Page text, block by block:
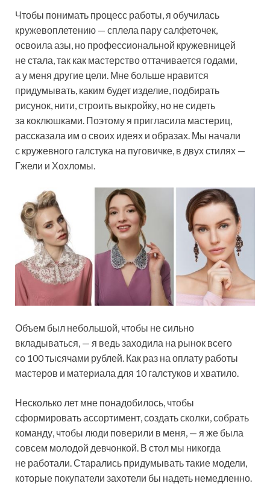
Чтобы понимать процесс работы, я обучилась
кружевоплетению — сплела пару салфеточек,
освоила азы, но профессиональной кружевницей
не стала, так как мастерство оттачивается годами,
а у меня другие цели. Мне больше нравится
придумывать, каким будет изделие, подбирать
рисунок, нити, строить выкройку, но не сидеть
за коклюшками. Поэтому я пригласила мастериц,
рассказала им о своих идеях и образах. Мы начали
с кружевного галстука на пуговичке, в двух стилях —
Гжели и Хохломы.
Объем был небольшой, чтобы не сильно
вкладываться, — я ведь заходила на рынок всего
со 100 тысячами рублей. Как раз на оплату работы
мастеров и материала для 10 галстуков и хватило.
Несколько лет мне понадобилось, чтобы
сформировать ассортимент, создать сколки, собрать
команду, чтобы люди поверили в меня, — я же была
совсем молодой девчонкой. В стол мы никогда
не работали. Старались придумывать такие модели,
которые покупатели захотели бы надеть немедленно.